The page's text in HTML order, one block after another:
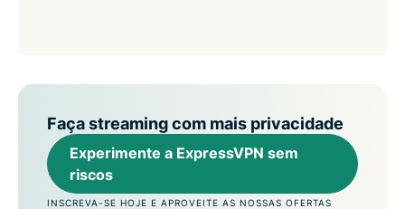
Faça streaming com mais privacidade
Experimente a ExpressVPN sem
riscos
INSCREVA-SE HOJE E APROVEITE AS NOSSAS OFERTAS